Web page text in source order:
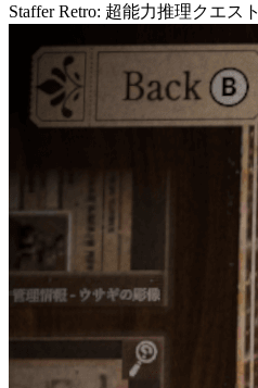
Staffer Retro: 超能力推理クエスト